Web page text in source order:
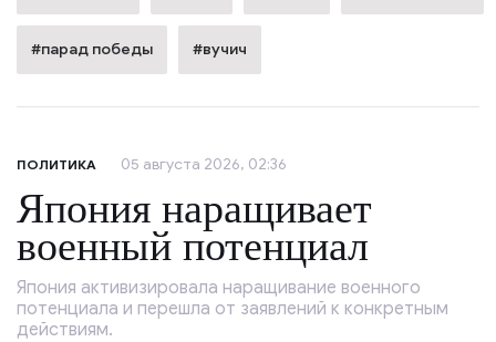
#парад победы #вучич
ПОЛИТИКА 05 августа 2026, 02:36
Япония наращивает
военный потенциал
Япония активизировала наращивание военного
потенциала и перешла от заявлений к конкретным
действиям.